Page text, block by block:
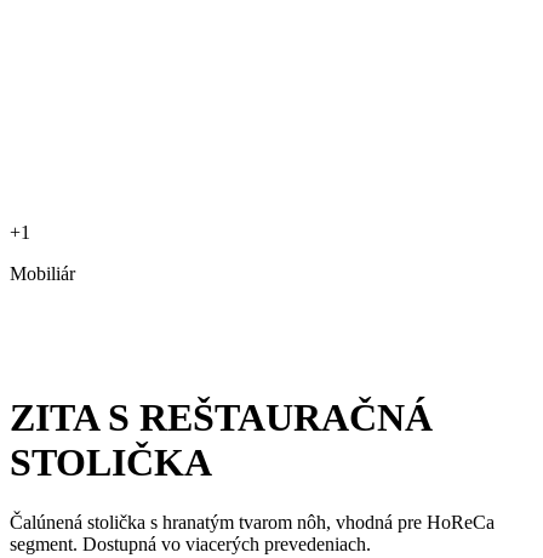
+1
Mobiliár
ZITA S REŠTAURAČNÁ
STOLIČKA
Čalúnená stolička s hranatým tvarom nôh, vhodná pre HoReCa
segment. Dostupná vo viacerých prevedeniach.